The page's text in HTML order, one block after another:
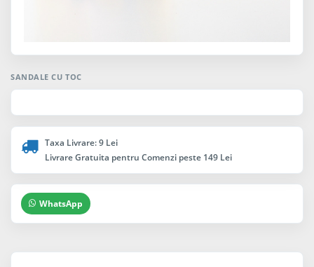
SANDALE CU TOC
Taxa Livrare: 9 Lei
Livrare Gratuita pentru Comenzi peste 149 Lei
WhatsApp